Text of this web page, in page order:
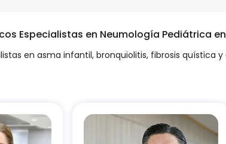
Especialistas en Neumología Pediátrica
en asma infantil, bronquiolitis, fibrosis quística